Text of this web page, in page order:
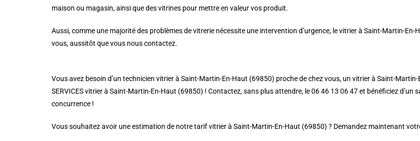
maison ou magasin, ainsi que des vitrines pour mettre en valeur vos produit.
Aussi, comme une majorité des problèmes de vitrerie nécessite une intervention d’urgence, le vitrier à Saint-Martin-
vous, aussitôt que vous nous contactez.
Vous avez besoin d’un technicien vitrier à Saint-Martin-En-Haut (69850) proche de chez vous, un vitrier à Saint-
SERVICES vitrier à Saint-Martin-En-Haut (69850) ! Contactez, sans plus attendre, le 06 46 13 06 47 et bénéficiez
concurrence !
Vous souhaitez avoir une estimation de notre tarif vitrier à Saint-Martin-En-Haut (69850) ? Demandez maintenant